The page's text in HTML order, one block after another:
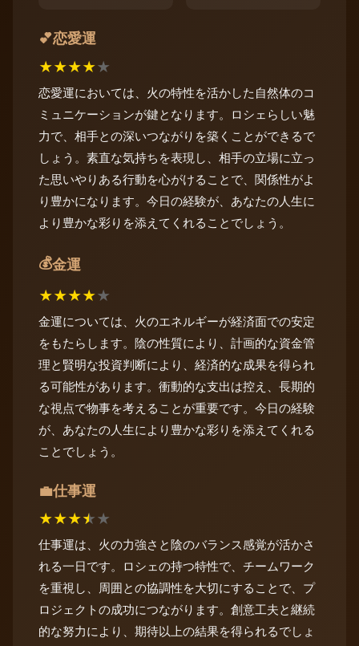
💕恋愛運
★★★★★
恋愛運においては、火の特性を活かした自然体のコ
ミュニケーションが鍵となります。ロシェらしい魅
力で、相手との深いつながりを築くことができるで
しょう。素直な気持ちを表現し、相手の立場に立っ
た思いやりある行動を心がけることで、関係性がよ
り豊かになります。今日の経験が、あなたの人生に
より豊かな彩りを添えてくれることでしょう。
💰金運
★★★★★
金運については、火のエネルギーが経済面での安定
をもたらします。陰の性質により、計画的な資金管
理と賢明な投資判断により、経済的な成果を得られ
る可能性があります。衝動的な支出は控え、長期的
な視点で物事を考えることが重要です。今日の経験
が、あなたの人生により豊かな彩りを添えてくれる
ことでしょう。
💼仕事運
★★★★★
仕事運は、火の力強さと陰のバランス感覚が活かさ
れる一日です。ロシェの持つ特性で、チームワーク
を重視し、周囲との協調性を大切にすることで、プ
ロジェクトの成功につながります。創意工夫と継続
的な努力により、期待以上の結果を得られるでしょ